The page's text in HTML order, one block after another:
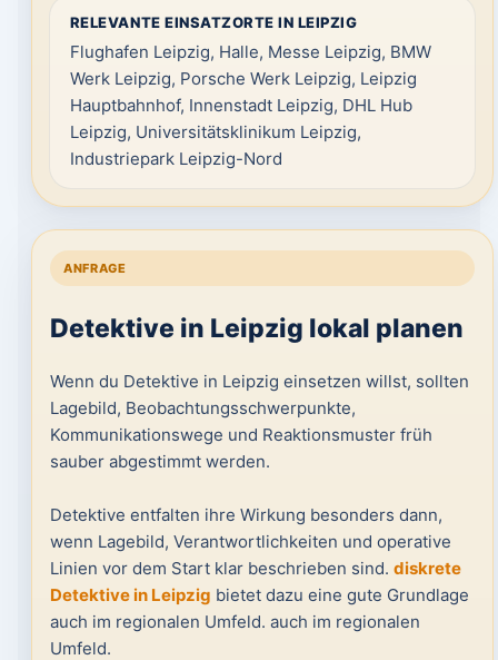
RELEVANTE EINSATZORTE IN LEIPZIG
Flughafen Leipzig, Halle, Messe Leipzig, BMW
Werk Leipzig, Porsche Werk Leipzig, Leipzig
Hauptbahnhof, Innenstadt Leipzig, DHL Hub
Leipzig, Universitätsklinikum Leipzig,
Industriepark Leipzig-Nord
ANFRAGE
Detektive in Leipzig lokal planen
Wenn du Detektive in Leipzig einsetzen willst, sollten
Lagebild, Beobachtungsschwerpunkte,
Kommunikationswege und Reaktionsmuster früh
sauber abgestimmt werden.
Detektive entfalten ihre Wirkung besonders dann,
wenn Lagebild, Verantwortlichkeiten und operative
Linien vor dem Start klar beschrieben sind. diskrete
Detektive in Leipzig bietet dazu eine gute Grundlage
auch im regionalen Umfeld. auch im regionalen
Umfeld.